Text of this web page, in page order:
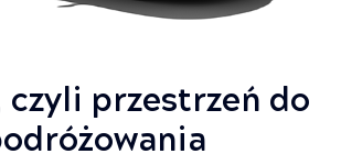
czyli przestrzeń do